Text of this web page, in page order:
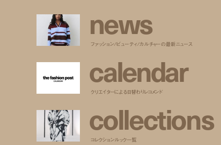
news
ファッション/ビューティ/カルチャーの最新ニュース
calendar
クリエイターによる日替わりレコメンド
collections
コレクションルック一覧